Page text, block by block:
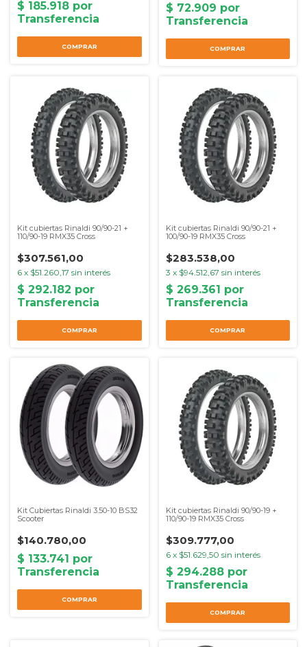
COMPRAR COMPRAR
Kit cubiertas Rinaldi 90/90-21 +
110/90-19 RMX35 Cross
$307.561,00
6 x $51.260,17 sin interés
COMPRAR
Kit cubiertas Rinaldi 90/90-21 +
100/90-19 RMX35 Cross
$283.538,00
3 x $94.512,67 sin interés
COMPRAR
Kit Cubiertas Rinaldi 3.50-10 BS32
Scooter
$140.780,00
COMPRAR
Kit cubiertas Rinaldi 90/90-19 +
110/90-19 RMX35 Cross
$309.777,00
6 x $51.629,50 sin interés
COMPRAR